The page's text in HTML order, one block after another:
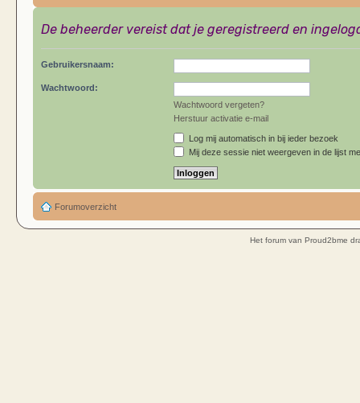
De beheerder vereist dat je geregistreerd en
Gebruikersnaam:
Wachtwoord:
Wachtwoord vergeten?
Herstuur activatie e-mail
Log mij automatisch in bij ieder bezoek
Mij deze sessie niet weergeven in de lijst
Forumoverzicht
Het forum van Proud2bme